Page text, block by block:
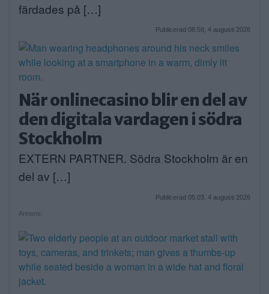
färdades på […]
Publicerad 08:58, 4 augusti 2026
När onlinecasino blir en del av
den digitala vardagen i södra
Stockholm
EXTERN PARTNER. Södra Stockholm är en
del av […]
Publicerad 05:03, 4 augusti 2026
Annons: